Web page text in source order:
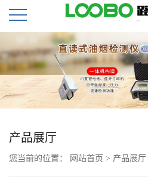
公
司
首
页
公
产品展厅
您当前的位置： 网站首页 > 产品展厅